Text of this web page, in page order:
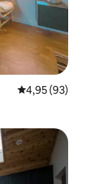
Évaluation
4,95 (93)